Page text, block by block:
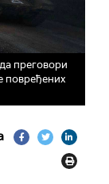
преговори
повређених